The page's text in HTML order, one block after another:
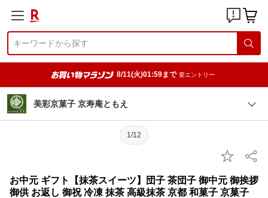
8/11(火)01:59まで 要エントリー
美彩京菓子 京寿庵ともえ
1/12
お中元 ギフト【抹茶スイーツ】団子 茶団子 御中元 御挨拶
御供 お返し 御祝 冷凍 抹茶 高級抹茶 京都 和菓子 京菓子